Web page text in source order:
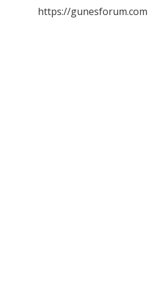
https://gunesforum.com